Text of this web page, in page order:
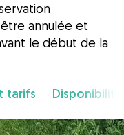
annulée et
le début de la
tarifs Disponibilité